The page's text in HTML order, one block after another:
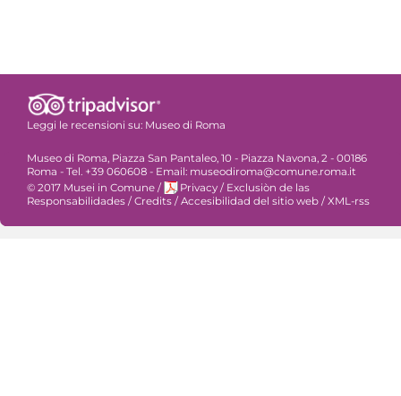
Leggi le recensioni su: Museo di Roma
Museo di Roma, Piazza San Pantaleo, 10 - Piazza Navona, 2 - 00186
Roma - Tel. +39 060608 - Email: museodiroma@comune.roma.it
© 2017 Musei in Comune / Privacy / Exclusiòn de las
Responsabilidades / Credits / Accesibilidad del sitio web / XML-rss